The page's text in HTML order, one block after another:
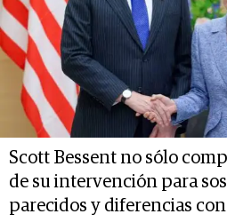
Scott Bessent no sólo
de su intervención para
parecidos y diferencias